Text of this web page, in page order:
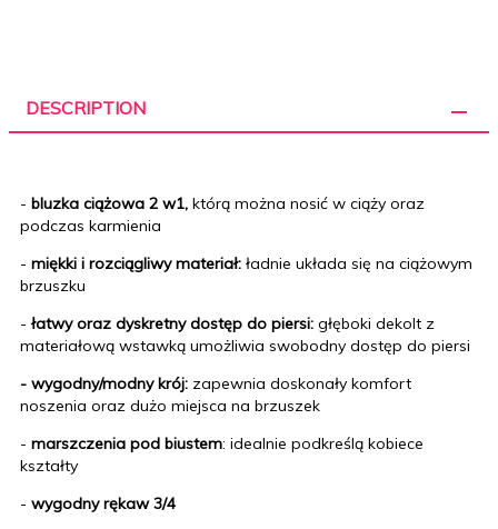
DESCRIPTION
- bluzka ciążowa 2 w1, którą można nosić w ciąży oraz
podczas karmienia
- miękki i rozciągliwy materiał: ładnie układa się na ciążowym
brzuszku
- łatwy oraz dyskretny dostęp do piersi: głęboki dekolt z
materiałową wstawką umożliwia swobodny dostęp do piersi
- wygodny/modny krój: zapewnia doskonały komfort
noszenia oraz dużo miejsca na brzuszek
- marszczenia pod biustem: idealnie podkreślą kobiece
kształty
- wygodny rękaw 3/4